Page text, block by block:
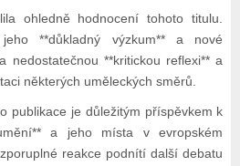
ohledně hodnocení tohoto titulu.
**důkladný výzkum** a nové
nedostatečnou **kritickou reflexi** a
některých uměleckých směrů.
publikace je důležitým příspěvkem k
a jeho místa v evropském
reakce podnítí další debatu